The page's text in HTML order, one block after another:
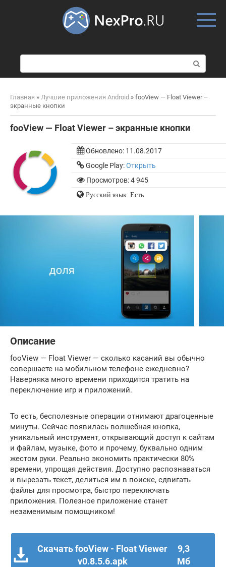
о
и
к
Главная » Лучшие приложения Android » fooView — Float Viewer –
экранные кнопки
fooView — Float Viewer – экранные кнопки
Обновлено: 11.08.2017
Google Play:Открыть
Просмотров: 4 945
Русский язык: Есть
Описание
fooView — Float Viewer — сколько касаний вы обычно
совершаете на мобильном телефоне ежедневно?
Наверняка много времени приходится тратить на
переключение игр и приложений.
То есть, бесполезные операции отнимают драгоценные
минуты. Сейчас появилась волшебная кнопка,
уникальный инструмент, открывающий доступ к сайтам
и файлам, музыке, фото и прочему, буквально одним
жестом руки. Реально экономить практически 80%
времени, упрощая действия. Доступно распознаваться
и вырезать текст, делиться им в поиске, сдвигать
файлы для просмотра, быстро переключать
приложения. Полезное приложение станет
незаменимым помощником!
Скачать fooView - Float Viewer
v0.8.5.6.apk
9,3
Мб